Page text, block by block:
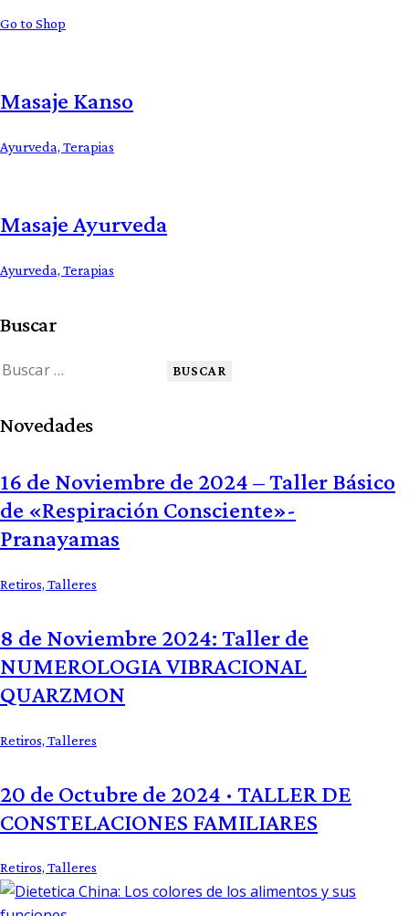
Go to Shop
Masaje Kanso
Ayurveda, Terapias
Masaje Ayurveda
Ayurveda, Terapias
Buscar
Buscar:
Novedades
16 de Noviembre de 2024 – Taller Básico
de «Respiración Consciente»-
Pranayamas
Retiros, Talleres
8 de Noviembre 2024: Taller de
NUMEROLOGIA VIBRACIONAL
QUARZMON
Retiros, Talleres
20 de Octubre de 2024 · TALLER DE
CONSTELACIONES FAMILIARES
Retiros, Talleres